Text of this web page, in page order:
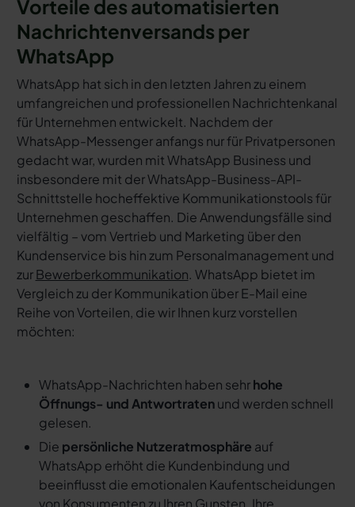
Vorteile des automatisierten
Nachrichtenversands per
WhatsApp
WhatsApp hat sich in den letzten Jahren zu einem
umfangreichen und professionellen Nachrichtenkanal
für Unternehmen entwickelt. Nachdem der
WhatsApp-Messenger anfangs nur für Privatpersonen
gedacht war, wurden mit WhatsApp Business und
insbesondere mit der WhatsApp-Business-API-
Schnittstelle hocheffektive Kommunikationstools für
Unternehmen geschaffen. Die Anwendungsfälle sind
vielfältig – vom Vertrieb und Marketing über den
Kundenservice bis hin zum Personalmanagement und
zurBewerberkommunikation. WhatsApp bietet im
Vergleich zu der Kommunikation über E-Mail eine
Reihe von Vorteilen, die wir Ihnen kurz vorstellen
möchten:
WhatsApp-Nachrichten haben sehrhohe
Öffnungs- und Antwortratenund werden schnell
gelesen.
Die persönliche Nutzeratmosphäre auf
WhatsApp erhöht die Kundenbindung und
beeinflusst die emotionalen Kaufentscheidungen